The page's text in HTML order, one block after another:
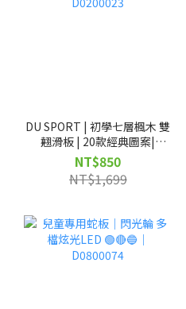
DU SPORT | 初學七層楓木 雙
翹滑板 | 20款經典圖案|
D0200023
NT$850
NT$1,699